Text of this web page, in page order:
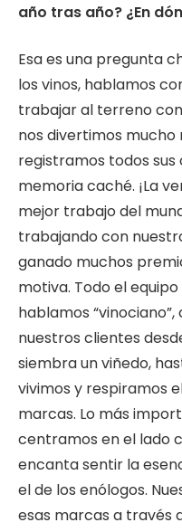
año tras año? ¿En
Esa es una pregunta
los vinos, hablamos
trabajar al terreno
nos divertimos
registramos todos
memoria caché. ¡La
mejor trabajo del
trabajando con
ganado muchos
motiva. Todo el
hablamos
nuestros clientes
siembra un viñedo,
vivimos y respiramos
marcas. Lo más
centramos en el lado
encanta sentir la
el de los enólogos.
esas marcas a través